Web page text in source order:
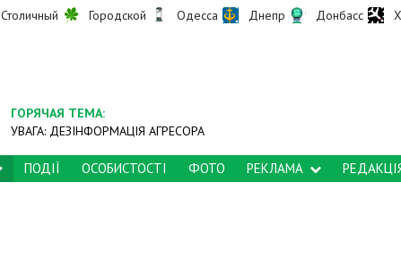
Столичный Городской Одесса Днепр Донбасс
ГОРЯЧАЯ ТЕМА:
УВАГА: ДЕЗІНФОРМАЦІЯ АГРЕСОРА
ПОДІЇ ОСОБИСТОСТІ ФОТО РЕКЛАМА